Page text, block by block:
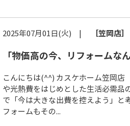
2025年07月01日(火) | ［笠岡店］
「物価高の今、リフォーム
こんにちは(^^) カスケホーム笠岡
や光熱費をはじめとした生活必需品
で「今は大きな出費を控えよう」と
フォームもその...